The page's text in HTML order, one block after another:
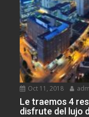
Oct 11, 2018
Le traemos 4
disfrute del lujo